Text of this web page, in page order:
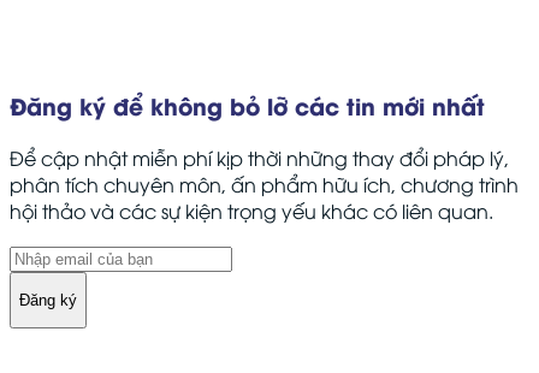
Đăng ký để không bỏ lỡ các tin mới nhất
Để cập nhật miễn phí kịp thời những thay đổi pháp lý,
phân tích chuyên môn, ấn phẩm hữu ích, chương trình
hội thảo và các sự kiện trọng yếu khác có liên quan.
Đăng ký